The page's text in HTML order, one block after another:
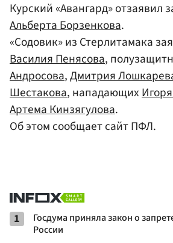
Курский «Авангард» отзаявил
Альберта Борзенкова.
«Содовик» из Стерлитамака
Василия Пенясова,
Андросова,Дмитрия
Шестакова, нападающих
Артема Кинзягулова.
Об этом сообщает сайт ПФЛ.
1
Госдума приняла закон о
России